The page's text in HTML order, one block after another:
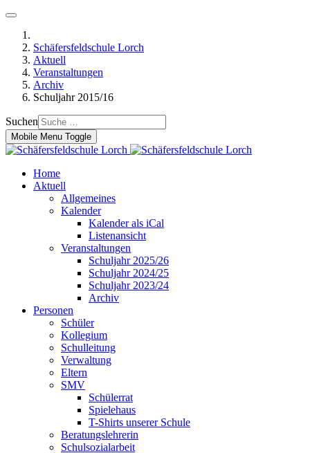
Schäfersfeldschule Lorch
Aktuell
Veranstaltungen
Archiv
Schuljahr 2015/16
Suchen
Mobile Menu Toggle
Home
Aktuell
Allgemeines
Kalender
Kalender als iCal
Listenansicht
Veranstaltungen
Schuljahr 2025/26
Schuljahr 2024/25
Schuljahr 2023/24
Archiv
Personen
Schüler
Kollegium
Schulleitung
Verwaltung
Eltern
SMV
Schülerrat
Spielehaus
T-Shirts unserer Schule
Beratungslehrerin
Schulsozialarbeit